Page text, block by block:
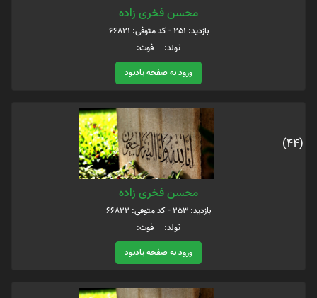
محسن فخری زاده
بازدید: 251 - کد متوفی: 66821
تولد: فوت:
ورود به صفحه یادبود
(44)
محسن فخری زاده
بازدید: 253 - کد متوفی: 66822
تولد: فوت:
ورود به صفحه یادبود